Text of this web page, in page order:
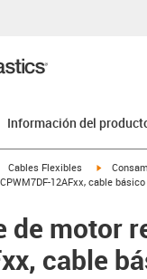
Información del
right
igus-icon-arrow-right
Cables Flexibles igus-
12AFxx, cable
de motor
cable